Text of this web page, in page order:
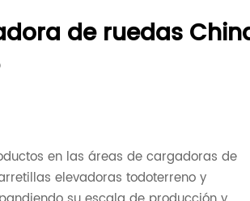
de ruedas
en las áreas de cargadoras de
elevadoras todoterreno y